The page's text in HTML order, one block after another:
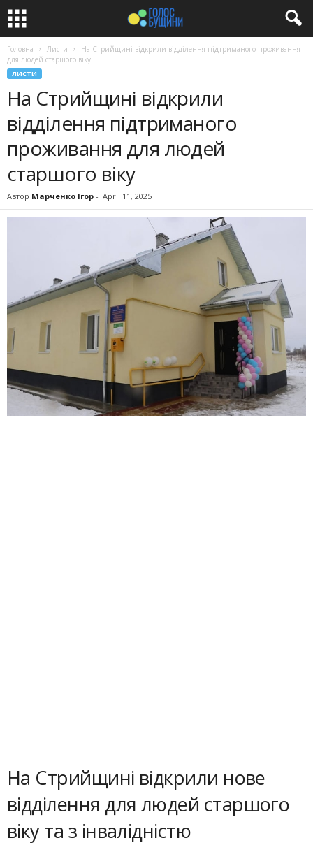
Головна Листи
На Стрийщині відкрили відділення підтриманого проживання
для людей старшого віку
ЛИСТИ
На Стрийщині відкрили
відділення підтриманого
проживання для людей
старшого віку
Автор Марченко Ігор - April 11, 2025
На Стрийщині відкрили нове
відділення для людей старшого
віку та з інвалідністю